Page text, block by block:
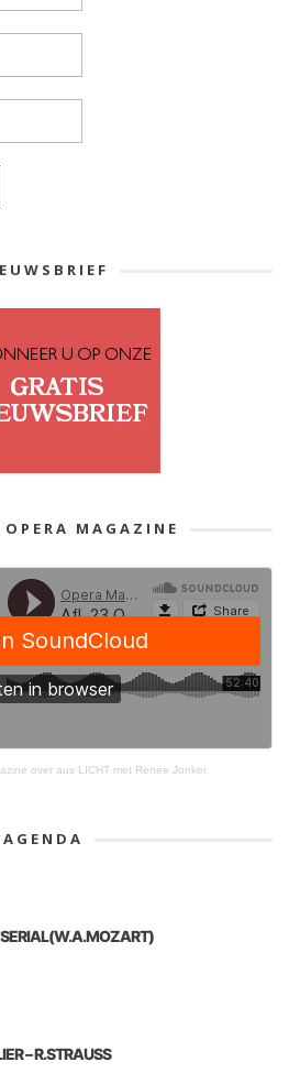
MAGAZINE
over aus LICHT met Renee Jonker
AGENDA
SERIAL(W.A.MOZART)
– R.STRAUSS